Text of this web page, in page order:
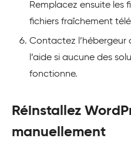
Remplacez ensuite les
fichiers fraîchement
Contactez l’hébergeur
l’aide si aucune des
fonctionne.
Réinstallez
manuellement